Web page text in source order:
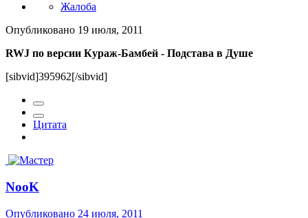
Жалоба
Опубликовано 19 июля, 2011
RWJ по версии Кураж-Бамбей - Подстава в Душе
[sibvid]395962[/sibvid]
Цитата
NooK
Опубликовано 24 июля, 2011